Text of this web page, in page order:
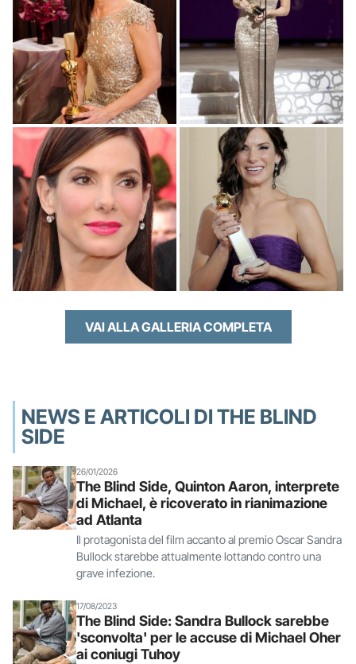
VAI ALLA GALLERIA COMPLETA
NEWS E ARTICOLI DI THE BLIND
SIDE
26/01/2026
The Blind Side, Quinton Aaron, interprete
di Michael, è ricoverato in rianimazione
ad Atlanta
Il protagonista del film accanto al premio Oscar Sandra
Bullock starebbe attualmente lottando contro una
grave infezione.
17/08/2023
The Blind Side: Sandra Bullock sarebbe
'sconvolta' per le accuse di Michael Oher
ai coniugi Tuhoy